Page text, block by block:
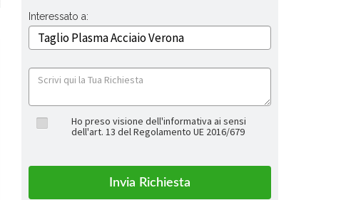
Interessato a:
Ho preso visione dell'informativa ai sensi
dell'art. 13 del Regolamento UE 2016/679